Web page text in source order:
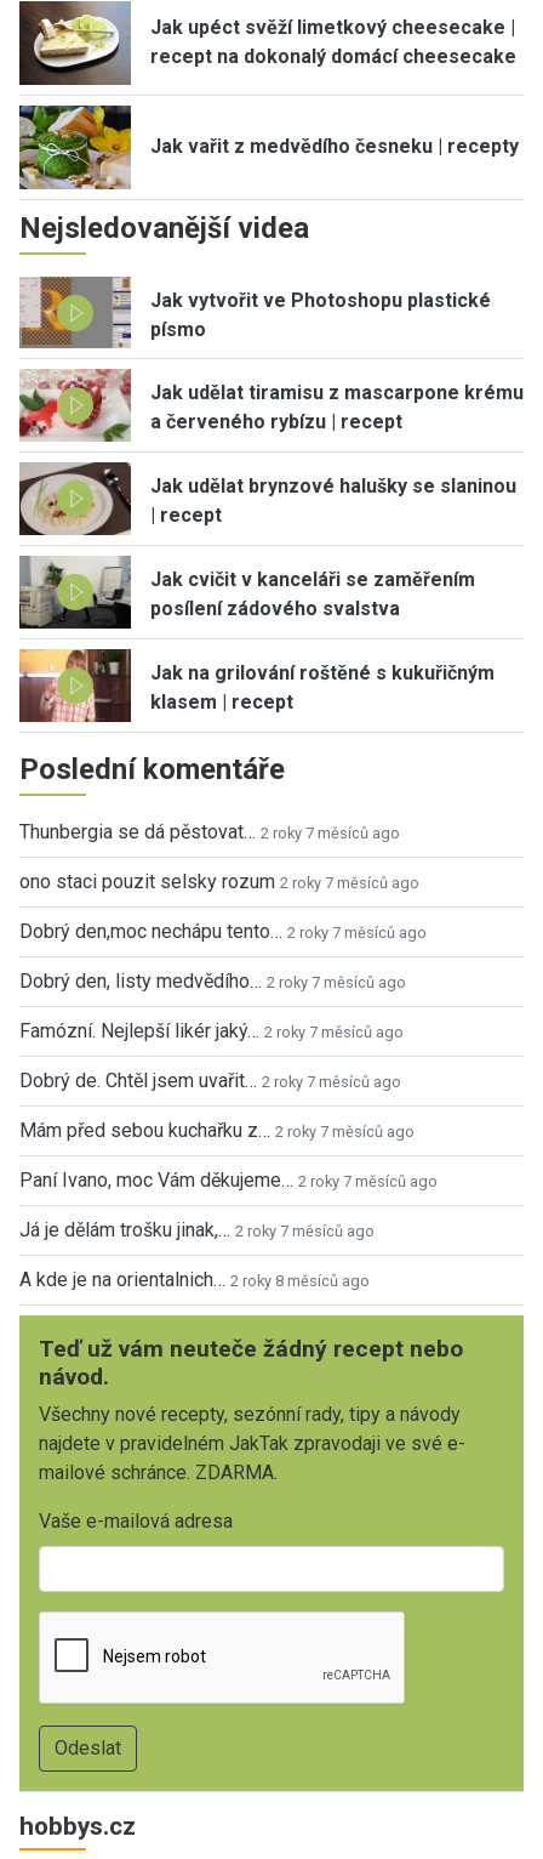
Jak upéct svěží limetkový cheesecake |
recept na dokonalý domácí cheesecake
Jak vařit z medvědího česneku | recepty
Nejsledovanější videa
Jak vytvořit ve Photoshopu plastické
písmo
Jak udělat tiramisu z mascarpone krému
a červeného rybízu | recept
Jak udělat brynzové halušky se slaninou
| recept
Jak cvičit v kanceláři se zaměřením
posílení zádového svalstva
Jak na grilování roštěné s kukuřičným
klasem | recept
Poslední komentáře
Thunbergia se dá pěstovat… 2 roky 7 měsíců ago
ono staci pouzit selsky rozum 2 roky 7 měsíců ago
Dobrý den,moc nechápu tento… 2 roky 7 měsíců ago
Dobrý den, listy medvědího… 2 roky 7 měsíců ago
Famózní. Nejlepší likér jaký… 2 roky 7 měsíců ago
Dobrý de. Chtěl jsem uvařit… 2 roky 7 měsíců ago
Mám před sebou kuchařku z… 2 roky 7 měsíců ago
Paní Ivano, moc Vám děkujeme… 2 roky 7 měsíců ago
Já je dělám trošku jinak,… 2 roky 7 měsíců ago
A kde je na orientalnich… 2 roky 8 měsíců ago
Teď už vám neuteče žádný recept nebo
návod.
Všechny nové recepty, sezónní rady, tipy a návody
najdete v pravidelném JakTak zpravodaji ve své e-
mailové schránce. ZDARMA.
Vaše e-mailová adresa
hobbys.cz